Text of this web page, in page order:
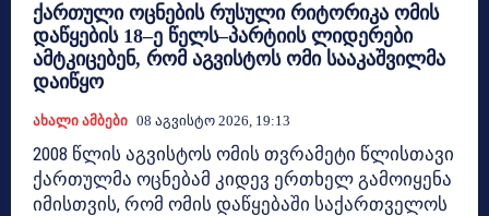
ქართული ოცნების რუსული რიტორიკა ომის
დაწყების 18–ე წელს–პარტიის ლიდერები
ამტკიცებენ, რომ აგვისტოს ომი სააკაშვილმა
დაიწყო
Ახალი Ამბები 08 Აგვისტო 2026, 19:13
2008 წლის აგვისტოს ომის თვრამეტი წლისთავი
ქართულმა ოცნებამ კიდევ ერთხელ გამოიყენა
იმისთვის, რომ ომის დაწყებაში საქართველოს